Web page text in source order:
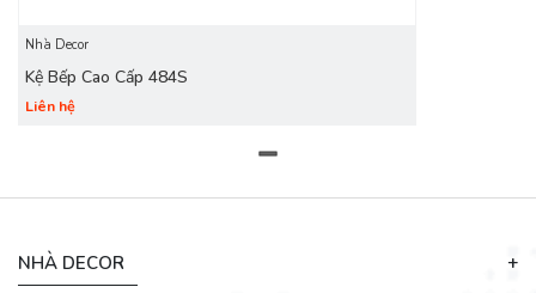
trên bàn bếp như: đá hoa cương, đá granit, đá cẩm thạch,
bếp hơn tủ bếp nên giá làm tủ bếp cũng phụ thuộc vào
quyết định bạn chọn loại vật liệu nào.
Nhà Decor
Kệ Bếp Cao Cấp 484S
Liên hệ
NHÀ DECOR